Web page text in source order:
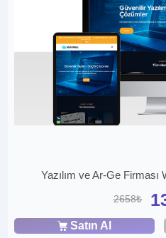
Yazılım ve Ar-Ge
2658₺
Satın Al